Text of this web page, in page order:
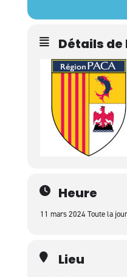
Détails
Heure
11 mars 2024 Toute la
Lieu